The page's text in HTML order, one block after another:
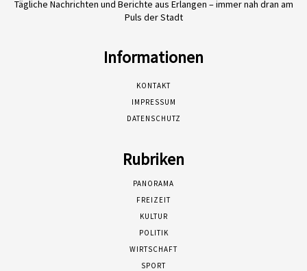
Tägliche Nachrichten und Berichte aus Erlangen – immer nah dran am
Puls der Stadt
Informationen
KONTAKT
IMPRESSUM
DATENSCHUTZ
Rubriken
PANORAMA
FREIZEIT
KULTUR
POLITIK
WIRTSCHAFT
SPORT